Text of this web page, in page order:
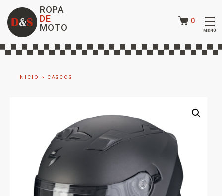
ROPA
DE
MOTO
0
INICIO > CASCOS